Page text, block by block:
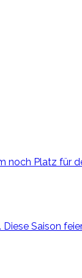
noch Platz für
Saison